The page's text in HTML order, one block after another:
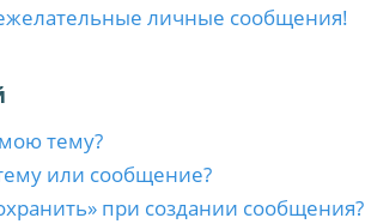
личные сообщения!
тему?
или сообщение?
при создании сообщения?